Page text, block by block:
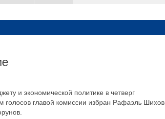
и экономической политике в четверг
главой комиссии избран Рафаэль Шихов,